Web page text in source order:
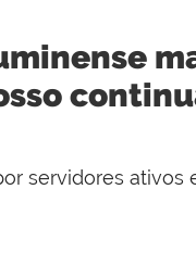
servidores ativos